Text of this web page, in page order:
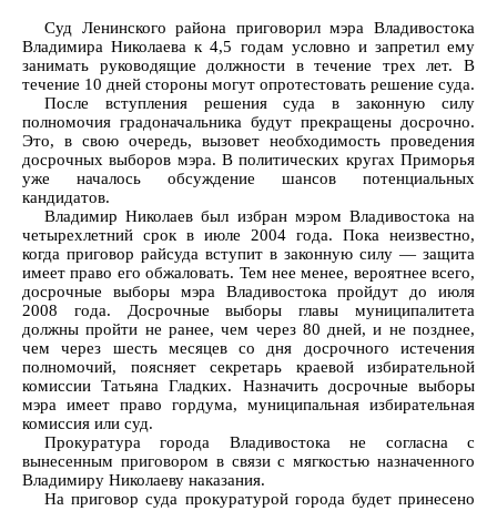
Суд Ленинского района приговорил мэра Владивостока
Владимира Николаева к 4,5 годам условно и запретил ему
занимать руководящие должности в течение трех лет. В
течение 10 дней стороны могут опротестовать решение суда.
После вступления решения суда в законную силу
полномочия градоначальника будут прекращены досрочно.
Это, в свою очередь, вызовет необходимость проведения
досрочных выборов мэра. В политических кругах Приморья
уже началось обсуждение шансов потенциальных
кандидатов.
Владимир Николаев был избран мэром Владивостока на
четырехлетний срок в июле 2004 года. Пока неизвестно,
когда приговор райсуда вступит в законную силу — защита
имеет право его обжаловать. Тем нее менее, вероятнее всего,
досрочные выборы мэра Владивостока пройдут до июля
2008 года. Досрочные выборы главы муниципалитета
должны пройти не ранее, чем через 80 дней, и не позднее,
чем через шесть месяцев со дня досрочного истечения
полномочий, поясняет секретарь краевой избирательной
комиссии Татьяна Гладких. Назначить досрочные выборы
мэра имеет право гордума, муниципальная избирательная
комиссия или суд.
Прокуратура города Владивостока не согласна с
вынесенным приговором в связи с мягкостью назначенного
Владимиру Николаеву наказания.
На приговор суда прокуратурой города будет принесено